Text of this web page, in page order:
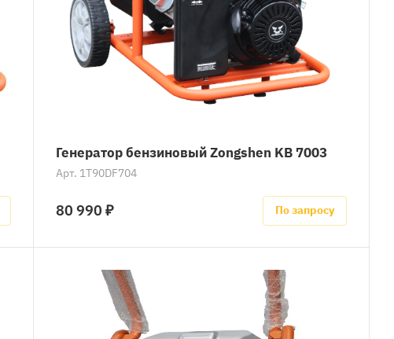
Генератор бензиновый Zongshen KB 7003
Арт. 1T90DF704
80 990 ₽ По запросу